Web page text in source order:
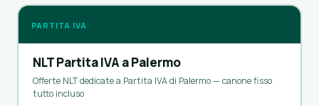
PARTITA IVA
NLT Partita IVA a Palermo
Offerte NLT dedicate a Partita IVA di Palermo — canone fisso
tutto incluso